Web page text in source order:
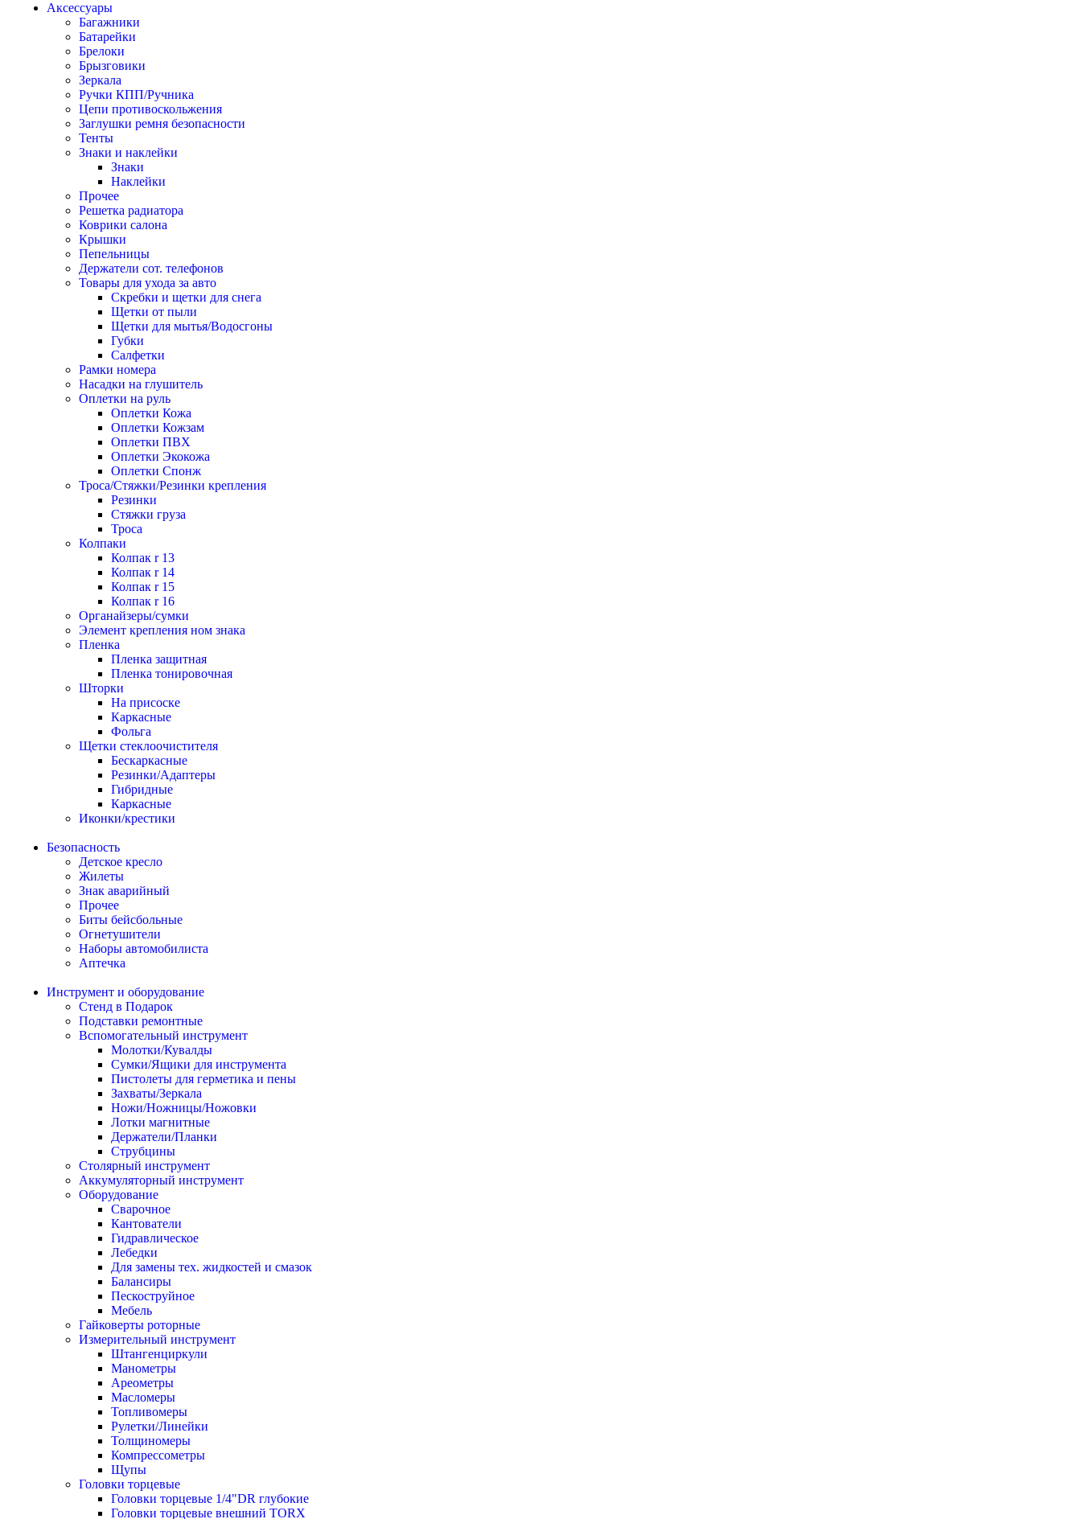
Аксессуары
Багажники
Батарейки
Брелоки
Брызговики
Зеркала
Ручки КПП/Ручника
Цепи противоскольжения
Заглушки ремня безопасности
Тенты
Знаки и наклейки
Знаки
Наклейки
Прочее
Решетка радиатора
Коврики салона
Крышки
Пепельницы
Держатели сот. телефонов
Товары для ухода за авто
Скребки и щетки для снега
Щетки от пыли
Щетки для мытья/Водосгоны
Губки
Салфетки
Рамки номера
Насадки на глушитель
Оплетки на руль
Оплетки Кожа
Оплетки Кожзам
Оплетки ПВХ
Оплетки Экокожа
Оплетки Спонж
Троса/Стяжки/Резинки крепления
Резинки
Стяжки груза
Троса
Колпаки
Колпак r 13
Колпак r 14
Колпак r 15
Колпак r 16
Органайзеры/сумки
Элемент крепления ном знака
Пленка
Пленка защитная
Пленка тонировочная
Шторки
На присоске
Каркасные
Фольга
Щетки стеклоочистителя
Бескаркасные
Резинки/Адаптеры
Гибридные
Каркасные
Иконки/крестики
Безопасность
Детское кресло
Жилеты
Знак аварийный
Прочее
Биты бейсбольные
Огнетушители
Наборы автомобилиста
Аптечка
Инструмент и оборудование
Стенд в Подарок
Подставки ремонтные
Вспомогательный инструмент
Молотки/Кувалды
Сумки/Ящики для инструмента
Пистолеты для герметика и пены
Захваты/Зеркала
Ножи/Ножницы/Ножовки
Лотки магнитные
Держатели/Планки
Струбцины
Столярный инструмент
Аккумуляторный инструмент
Оборудование
Сварочное
Кантователи
Гидравлическое
Лебедки
Для замены тех. жидкостей и смазок
Балансиры
Пескоструйное
Мебель
Гайковерты роторные
Измерительный инструмент
Штангенциркули
Манометры
Ареометры
Масломеры
Топливомеры
Рулетки/Линейки
Толщиномеры
Компрессометры
Щупы
Головки торцевые
Головки торцевые 1/4"DR глубокие
Головки торцевые внешний TORX